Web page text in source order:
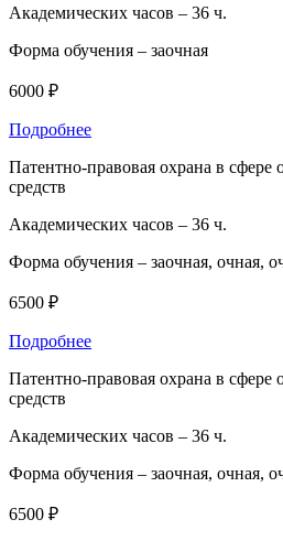
Академических часов – 36 ч.
Форма обучения – заочная
6000 ₽
Подробнее
Патентно-правовая охрана в сфере
средств
Академических часов – 36 ч.
Форма обучения – заочная, очная,
6500 ₽
Подробнее
Патентно-правовая охрана в сфере
средств
Академических часов – 36 ч.
Форма обучения – заочная, очная,
6500 ₽